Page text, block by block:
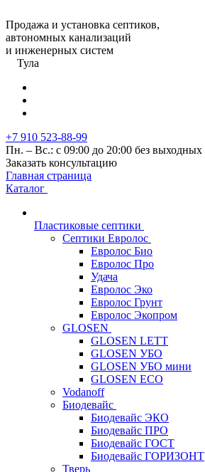
Продажа и установка септиков,
автономных канализаций
и инженерных систем
Тула
+7 910 523-88-99
Пн. – Вс.: с 09:00 до 20:00 без выходных
Заказать консультацию
Главная страница
Каталог
Пластиковые септики
Септики Евролос
Евролос Био
Евролос Про
Удача
Евролос Эко
Евролос Грунт
Евролос Экопром
GLOSEN
GLOSEN LETT
GLOSEN УБО
GLOSEN УБО мини
GLOSEN ECO
Vodanoff
Биодевайс
Биодевайс ЭКО
Биодевайс ПРО
Биодевайс ГОСТ
Биодевайс ГОРИЗОНТ
Тверь